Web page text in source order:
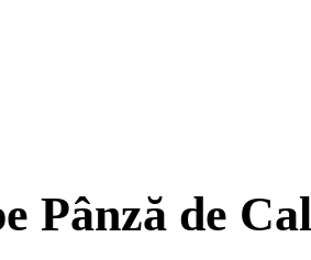
Pânză de